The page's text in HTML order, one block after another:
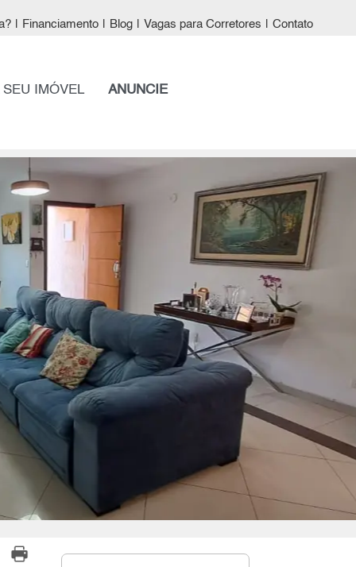
Financiamento Blog Vagas para Corretores Contato
IMÓVEL ANUNCIE